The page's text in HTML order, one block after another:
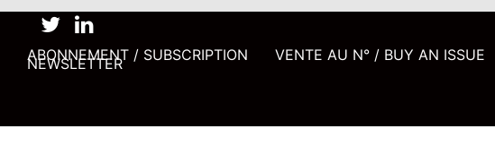
ABONNEMENT / SUBSCRIPTION VENTE AU N° / BUY AN ISSUE
NEWSLETTER